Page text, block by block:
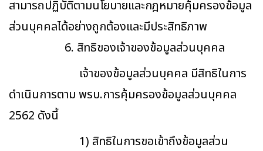
สามารถปฏิบัติตามนโยบายและกฎหมายคุ้มครองข้อมูล
ส่วนบุคคลได้อย่างถูกต้องและมีประสิทธิภาพ
6. สิทธิของเจ้าของข้อมูลส่วนบุคคล
เจ้าของข้อมูลส่วนบุคคล มีสิทธิในการ
ดำเนินการตาม พรบ.การคุ้มครองข้อมูลส่วนบุคคล
2562 ดังนี้
1) สิทธิในการขอเข้าถึงข้อมูลส่วน